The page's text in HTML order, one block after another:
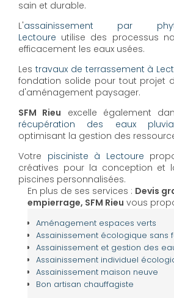
sain et durable.
L'assainissement par
Lectoure utilise des processus
efficacement les eaux usées.
Les travaux de terrassement à
fondation solide pour tout projet
d'aménagement paysager.
SFM Rieu excelle également
récupération des eaux
optimisant la gestion des
Votre pisciniste à Lectoure
créatives pour la conception et
piscines personnalisées.
En plus de ses services : Devis
empierrage, SFM Rieu vous
Aménagement espaces verts
Assainissement écologique sans
Assainissement et gestion des
Assainissement individuel
Assainissement maison neuve
Bon artisan chauffagiste